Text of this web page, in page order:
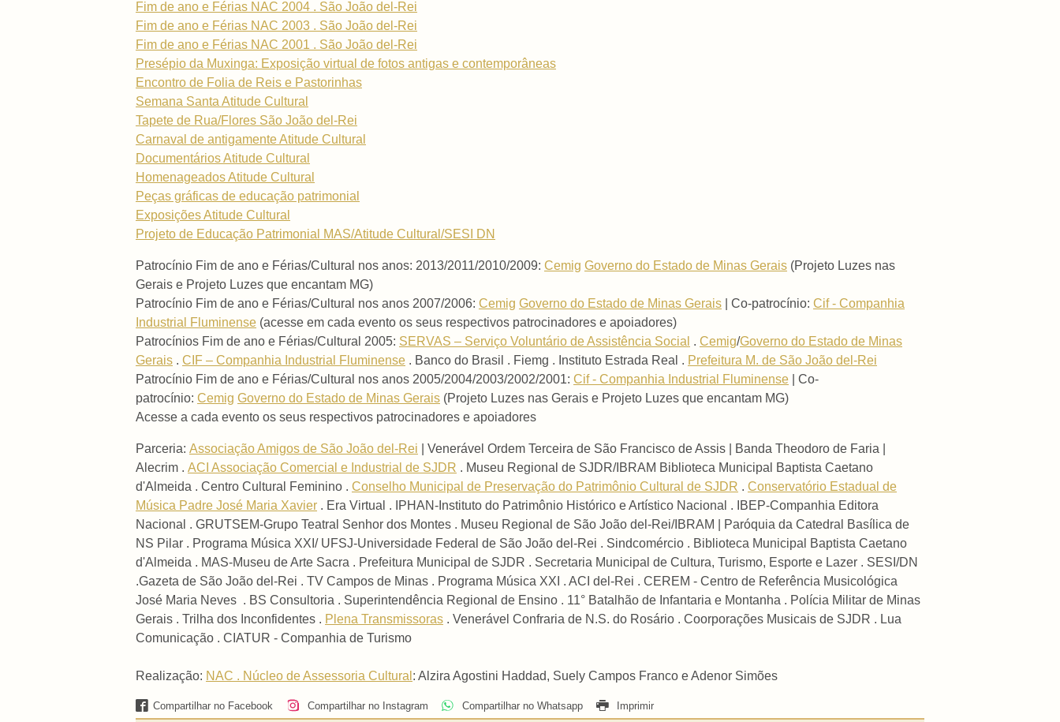
Fim de ano e Férias NAC 2004 . São João del-Rei
Fim de ano e Férias NAC 2003 . São João del-Rei
Fim de ano e Férias NAC 2001 . São João del-Rei
Presépio da Muxinga: Exposição virtual de fotos antigas e contemporâneas
Encontro de Folia de Reis e Pastorinhas
Semana Santa Atitude Cultural
Tapete de Rua/Flores São João del-Rei
Carnaval de antigamente Atitude Cultural
Documentários Atitude Cultural
Homenageados Atitude Cultural
Peças gráficas de educação patrimonial
Exposições Atitude Cultural
Projeto de Educação Patrimonial MAS/Atitude Cultural/SESI DN
Patrocínio Fim de ano e Férias/Cultural nos anos: 2013/2011/2010/2009: Cemig Governo do Estado de Minas Gerais (Projeto Luzes nas
Gerais e Projeto Luzes que encantam MG)
Patrocínio Fim de ano e Férias/Cultural nos anos 2007/2006: Cemig Governo do Estado de Minas Gerais | Co-patrocínio: Cif - Companhia
Industrial Fluminense (acesse em cada evento os seus respectivos patrocinadores e apoiadores)
Patrocínios Fim de ano e Férias/Cultural 2005: SERVAS – Serviço Voluntário de Assistência Social . Cemig/Governo do Estado de Minas
Gerais . CIF – Companhia Industrial Fluminense . Banco do Brasil . Fiemg . Instituto Estrada Real . Prefeitura M. de São João del-Rei
Patrocínio Fim de ano e Férias/Cultural nos anos 2005/2004/2003/2002/2001: Cif - Companhia Industrial Fluminense | Co-
patrocínio: Cemig Governo do Estado de Minas Gerais (Projeto Luzes nas Gerais e Projeto Luzes que encantam MG)
Acesse a cada evento os seus respectivos patrocinadores e apoiadores
Parceria: Associação Amigos de São João del-Rei | Venerável Ordem Terceira de São Francisco de Assis | Banda Theodoro de Faria |
Alecrim . ACI Associação Comercial e Industrial de SJDR . Museu Regional de SJDR/IBRAM Biblioteca Municipal Baptista Caetano
d'Almeida . Centro Cultural Feminino . Conselho Municipal de Preservação do Patrimônio Cultural de SJDR . Conservatório Estadual de
Música Padre José Maria Xavier . Era Virtual . IPHAN-Instituto do Patrimônio Histórico e Artístico Nacional . IBEP-Companhia Editora
Nacional . GRUTSEM-Grupo Teatral Senhor dos Montes . Museu Regional de São João del-Rei/IBRAM | Paróquia da Catedral Basílica de
NS Pilar . Programa Música XXI/ UFSJ-Universidade Federal de São João del-Rei . Sindcomércio . Biblioteca Municipal Baptista Caetano
d'Almeida . MAS-Museu de Arte Sacra . Prefeitura Municipal de SJDR . Secretaria Municipal de Cultura, Turismo, Esporte e Lazer . SESI/DN
.Gazeta de São João del-Rei . TV Campos de Minas . Programa Música XXI . ACI del-Rei . CEREM - Centro de Referência Musicológica
José Maria Neves . BS Consultoria . Superintendência Regional de Ensino . 11° Batalhão de Infantaria e Montanha . Polícia Militar de Minas
Gerais . Trilha dos Inconfidentes . Plena Transmissoras . Venerável Confraria de N.S. do Rosário . Coorporações Musicais de SJDR . Lua
Comunicação . CIATUR - Companhia de Turismo
Realização: NAC . Núcleo de Assessoria Cultural : Alzira Agostini Haddad, Suely Campos Franco e Adenor Simões
Compartilhar no Facebook Compartilhar no Instagram Compartilhar no Whatsapp Imprimir